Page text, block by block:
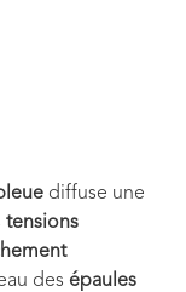
diffuse une
tensions
des épaules